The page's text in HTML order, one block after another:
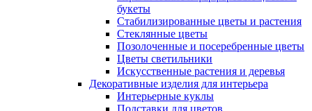
букеты
Стабилизированные цветы и растения
Стеклянные цветы
Позолоченные и посеребренные цветы
Цветы светильники
Искусственные растения и деревья
Декоративные изделия для интерьера
Интерьерные куклы
Подставки для цветов